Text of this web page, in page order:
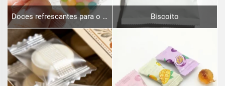
Doces refrescantes para o hálito Biscoito